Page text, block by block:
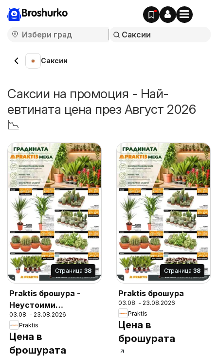
Broshurko
Саксии
Саксии на промоция - Най-
евтината цена през Август 2026
📉
Cтраница 38
Praktis брошура -
Неустоими
предложения
03.08. - 23.08.2026
Praktis
Цена в
брошурата
Cтраница 38
Praktis брошура
03.08. - 23.08.2026
Praktis
Цена в
брошурата